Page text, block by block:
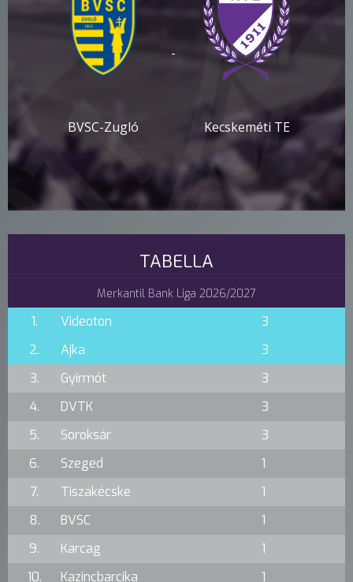
BVSC-Zugló
-
Kecskeméti TE
TABELLA
Merkantil Bank Liga 2026/2027
1. Videoton
3
2.
Ajka
3
3.
Gyirmót
3
4.
DVTK
3
5.
Soroksár
3
6.
Szeged
1
7.
Tiszakécske
1
8.
BVSC
1
9.
Karcag
1
10.
Kazincbarcika 1